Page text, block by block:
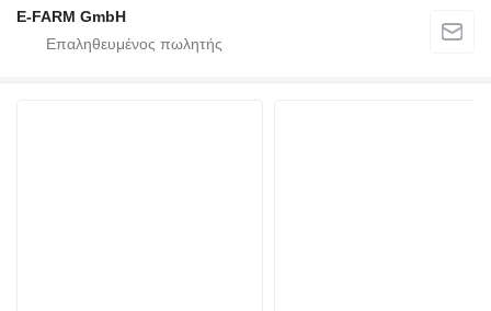
E-FARM GmbH